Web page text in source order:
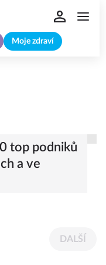
Moje zdraví
top podniků
a ve
DALŠÍ